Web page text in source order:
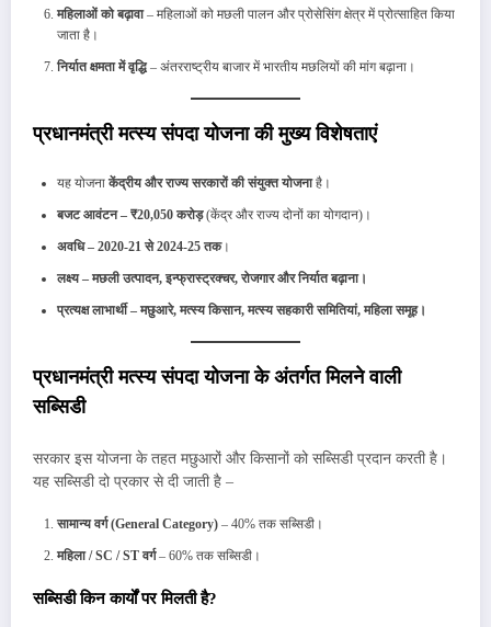
महिलाओं को बढ़ावा– महिलाओं को मछली पालन और प्रोसेसिंग क्षेत्र में प्रोत्साहित किया
जाता है।
निर्यात क्षमता में वृद्धि– अंतरराष्ट्रीय बाजार में भारतीय मछलियों की मांग बढ़ाना।
प्रधानमंत्री मत्स्य संपदा योजना की मुख्य विशेषताएं
यह योजना केंद्रीय और राज्य सरकारों की संयुक्त योजनाहै।
बजट आवंटन – ₹20,050 करोड़(केंद्र और राज्य दोनों का योगदान)।
अवधि – 2020-21 से 2024-25 तक।
लक्ष्य – मछली उत्पादन, इन्फ्रास्ट्रक्चर, रोजगार और निर्यात बढ़ाना।
प्रत्यक्ष लाभार्थी – मछुआरे, मत्स्य किसान, मत्स्य सहकारी समितियां, महिला समूह।
प्रधानमंत्री मत्स्य संपदा योजना के अंतर्गत मिलने वाली
सब्सिडी
सरकार इस योजना के तहत मछुआरों और किसानों को सब्सिडी प्रदान करती है।
यह सब्सिडी दो प्रकार से दी जाती है –
सामान्य वर्ग (General Category) – 40% तक सब्सिडी।
महिला / SC / ST वर्ग– 60% तक सब्सिडी।
सब्सिडी किन कार्यों पर मिलती है?